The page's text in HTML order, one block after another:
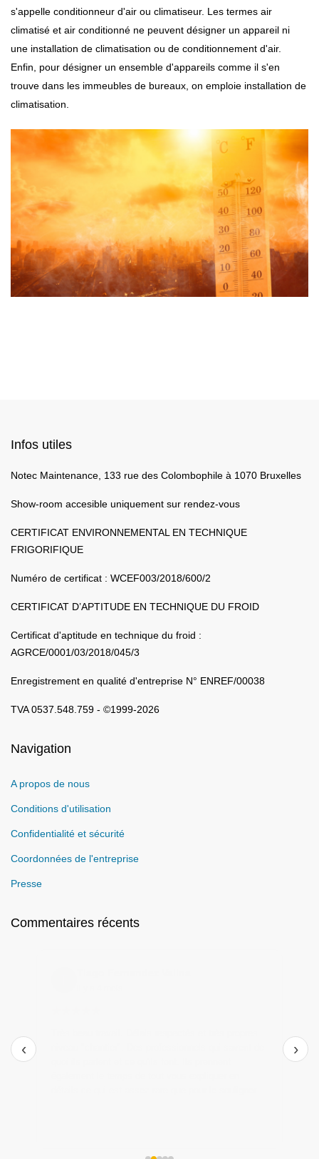
s'appelle conditionneur d'air ou climatiseur. Les termes air
climatisé et air conditionné ne peuvent désigner un appareil ni
une installation de climatisation ou de conditionnement d'air.
Enfin, pour désigner un ensemble d'appareils comme il s'en
trouve dans les immeubles de bureaux, on emploie installation de
climatisation.
Infos utiles
Notec Maintenance, 133 rue des Colombophile à 1070 Bruxelles
Show-room accesible uniquement sur rendez-vous
CERTIFICAT ENVIRONNEMENTAL EN TECHNIQUE
FRIGORIFIQUE
Numéro de certificat : WCEF003/2018/600/2
CERTIFICAT D’APTITUDE EN TECHNIQUE DU FROID
Certificat d'aptitude en technique du froid :
AGRCE/0001/03/2018/045/3
Enregistrement en qualité d'entreprise N° ENREF/00038
TVA 0537.548.759 - ©1999-2026
Navigation
A propos de nous
Conditions d'utilisation
Confidentialité et sécurité
Coordonnées de l'entreprise
Presse
Commentaires récents
‹ ›